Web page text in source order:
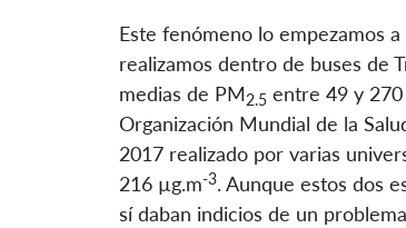
Este fenómeno lo empezamos
realizamos dentro de buses de
medias de PM2.5 entre 49 y
Organización Mundial de la
2017 realizado por varias
216 µg.m-3. Aunque estos dos
sí daban indicios de un